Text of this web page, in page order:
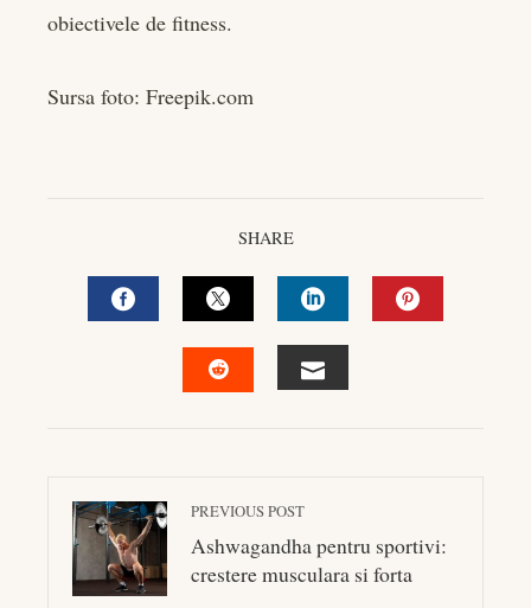
obiectivele de fitness.
Sursa foto: Freepik.com
SHARE
FACEBOOKTWITTERLINKEDIN
PREVIOUS POST
Ashwagandha pentru sportivi:
crestere musculara si forta